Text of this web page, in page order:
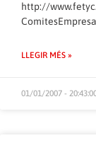
http://
LLEGIR MÉS »
01/01/2007 -